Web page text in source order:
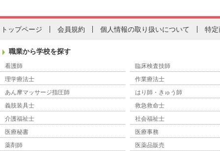
トップページ 会員規約 個人情報の取り扱いについて 特定
職業から学校を探す
看護師
臨床検査技師
理学療法士
作業療法士
あん摩マッサージ指圧師
はり師・きゅう師
義肢装具士
救急救命士
介護福祉士
社会福祉士
医療秘書
医療事務
薬剤師
医薬品販売